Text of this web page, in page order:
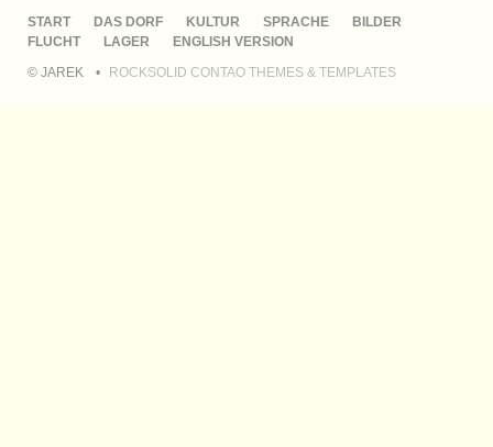
NAVIGATION
ÜBERSPRINGEN
START DAS DORF KULTUR SPRACHE
BILDER
FLUCHT
LAGER
ENGLISH VERSION
© JAREK
ROCKSOLID CONTAO THEMES & TEMPLATES